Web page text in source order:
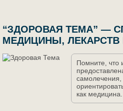
“ЗДОРОВАЯ ТЕМА” —
МЕДИЦИНЫ, ЛЕКАРСТВ
Помните, что
самолечения,
как медицина.